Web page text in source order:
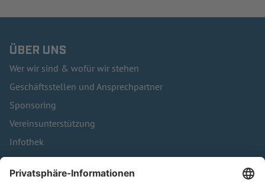
ÜBER UNS
Wer wir sind & wofür wir stehen
Geschäftsstellen und Ansprechpartner
Sponsoring
Vereinsunterstützung
Infothek
Kontakt